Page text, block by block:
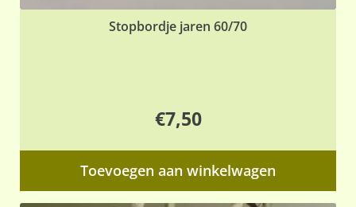
Stopbordje jaren 60/70
€7,50
Toevoegen aan winkelwagen